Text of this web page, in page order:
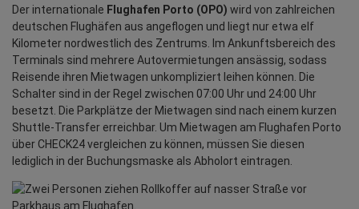
Der internationale Flughafen Porto (OPO) wird von zahlreichen
deutschen Flughäfen aus angeflogen und liegt nur etwa elf
Kilometer nordwestlich des Zentrums. Im Ankunftsbereich des
Terminals sind mehrere Autovermietungen ansässig, sodass
Reisende ihren Mietwagen unkompliziert leihen können. Die
Schalter sind in der Regel zwischen 07:00 Uhr und 24:00 Uhr
besetzt. Die Parkplätze der Mietwagen sind nach einem kurzen
Shuttle-Transfer erreichbar. Um Mietwagen am Flughafen Porto
über CHECK24 vergleichen zu können, müssen Sie diesen
lediglich in der Buchungsmaske als Abholort eintragen.